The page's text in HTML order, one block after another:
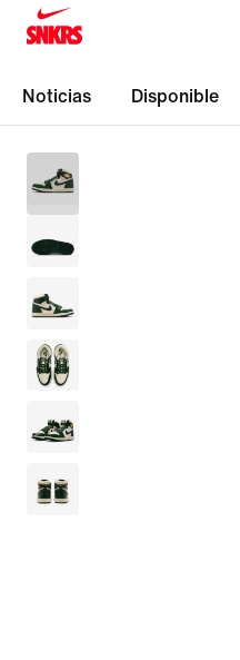
Noticias Disponible